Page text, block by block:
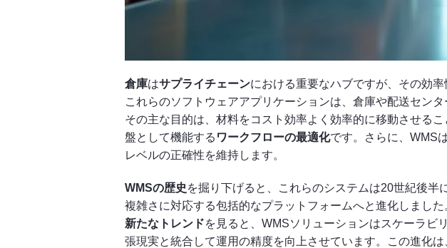
倉庫はサプライチェーンにおける重要なハブですが、その効
これらのソフトウェアアプリケーションは、倉庫や配送センタ
その主な目的は、材料をコスト効率よく効率的に移動させる
盤として機能する ワークフローの最適化です。さらに、WMS
レベルの正確性を維持します。
WMSの歴史 を掘り下げると、これらのシステムは20世紀後
複雑さに対応する包括的なプラットフォームへと進化しまし
新たなトレンドを見ると、WMSソリューションはスケーラビ
張現実と統合して運用の精度を向上させています。この進化